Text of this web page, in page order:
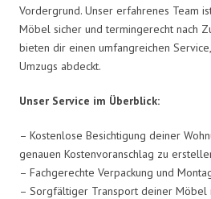
Vordergrund. Unser erfahrenes Team
Möbel sicher und termingerecht nach
bieten dir einen umfangreichen
Umzugs abdeckt.
Unser Service im Überblick:
– Kostenlose Besichtigung deiner
genauen Kostenvoranschlag zu
– Fachgerechte Verpackung und
– Sorgfältiger Transport deiner Möbel